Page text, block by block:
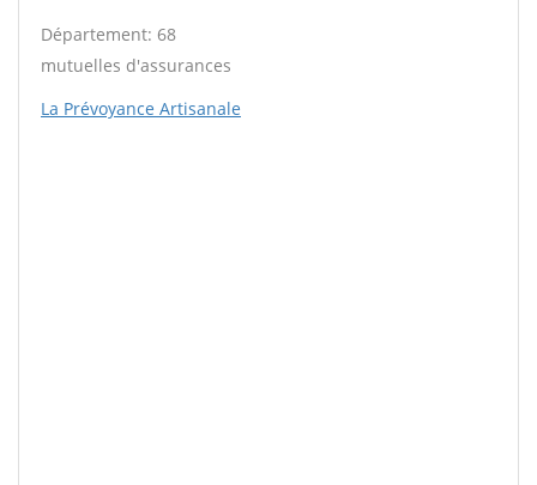
Département: 68
mutuelles d'assurances
La Prévoyance Artisanale